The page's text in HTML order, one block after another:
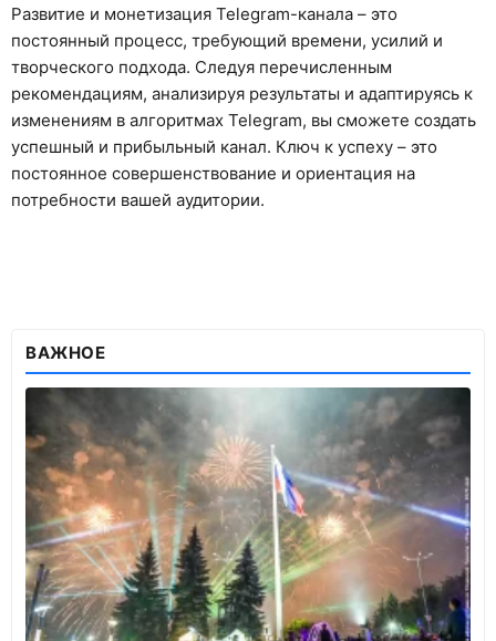
Развитие и монетизация Telegram-канала – это
постоянный процесс, требующий времени, усилий и
творческого подхода. Следуя перечисленным
рекомендациям, анализируя результаты и адаптируясь к
изменениям в алгоритмах Telegram, вы сможете создать
успешный и прибыльный канал. Ключ к успеху – это
постоянное совершенствование и ориентация на
потребности вашей аудитории.
ВАЖНОЕ